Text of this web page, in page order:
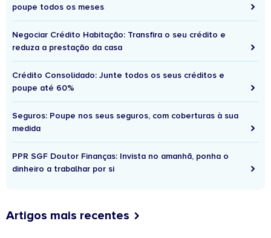
poupe todos os meses
Negociar Crédito Habitação: Transfira o seu crédito e
reduza a prestação da casa
Crédito Consolidado: Junte todos os seus créditos e
poupe até 60%
Seguros: Poupe nos seus seguros, com coberturas à sua
medida
PPR SGF Doutor Finanças: Invista no amanhã, ponha o
dinheiro a trabalhar por si
Artigos mais recentes